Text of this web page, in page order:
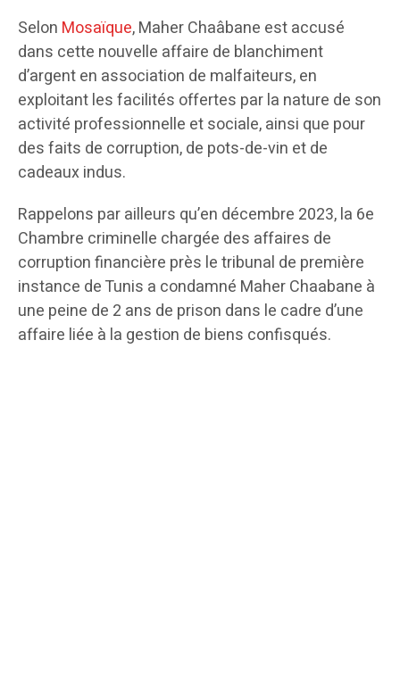
Selon Mosaïque, Maher Chaâbane est accusé
dans cette nouvelle affaire de blanchiment
d’argent en association de malfaiteurs, en
exploitant les facilités offertes par la nature de son
activité professionnelle et sociale, ainsi que pour
des faits de corruption, de pots-de-vin et de
cadeaux indus.
Rappelons par ailleurs qu’en décembre 2023, la 6e
Chambre criminelle chargée des affaires de
corruption financière près le tribunal de première
instance de Tunis a condamné Maher Chaabane à
une peine de 2 ans de prison dans le cadre d’une
affaire liée à la gestion de biens confisqués.